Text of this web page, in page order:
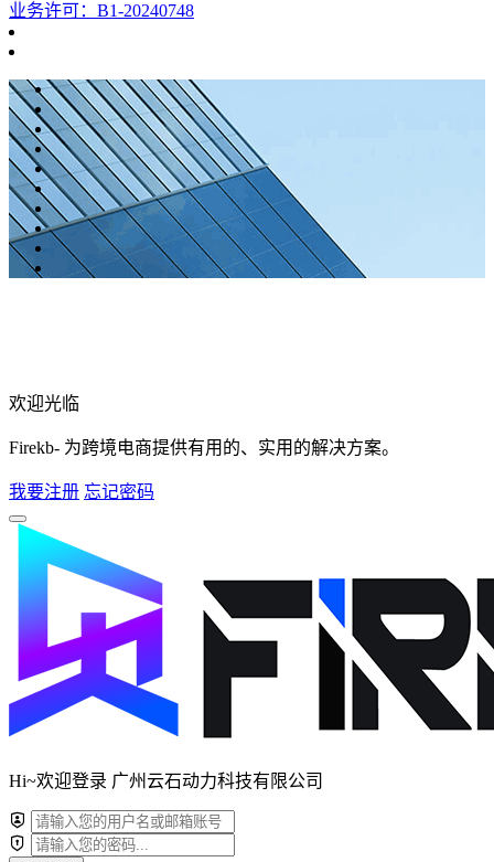
业务许可：B1-20240748
欢迎光临
Firekb- 为跨境电商提供有用的、实用的解决方案。
我要注册 忘记密码
Hi~欢迎登录 广州云石动力科技有限公司